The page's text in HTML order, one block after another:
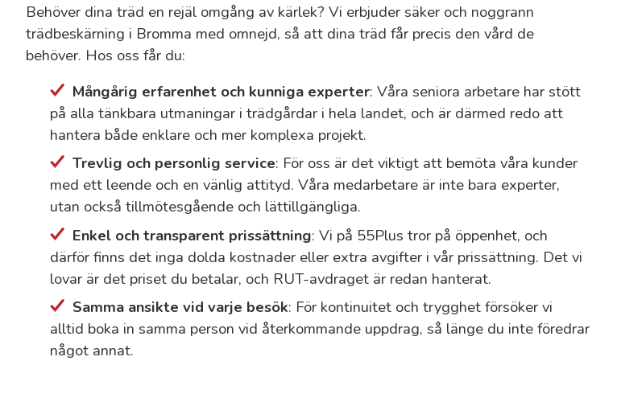
Behöver dina träd en rejäl omgång av kärlek? Vi erbjuder säker och noggrann
trädbeskärning i Bromma med omnejd, så att dina träd får precis den vård de
behöver. Hos oss får du:
Mångårig erfarenhet och kunniga experter: Våra seniora arbetare har stött
på alla tänkbara utmaningar i trädgårdar i hela landet, och är därmed redo att
hantera både enklare och mer komplexa projekt.
Trevlig och personlig service: För oss är det viktigt att bemöta våra kunder
med ett leende och en vänlig attityd. Våra medarbetare är inte bara experter,
utan också tillmötesgående och lättillgängliga.
Enkel och transparent prissättning: Vi på 55Plus tror på öppenhet, och
därför finns det inga dolda kostnader eller extra avgifter i vår prissättning. Det vi
lovar är det priset du betalar, och RUT-avdraget är redan hanterat.
Samma ansikte vid varje besök: För kontinuitet och trygghet försöker vi
alltid boka in samma person vid återkommande uppdrag, så länge du inte föredrar
något annat.